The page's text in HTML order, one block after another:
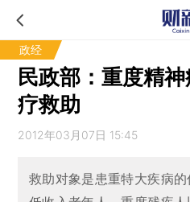
政经
民政部：重度精
疗救助
2012年03月07日 15:45
救助对象是患重特大疾病的